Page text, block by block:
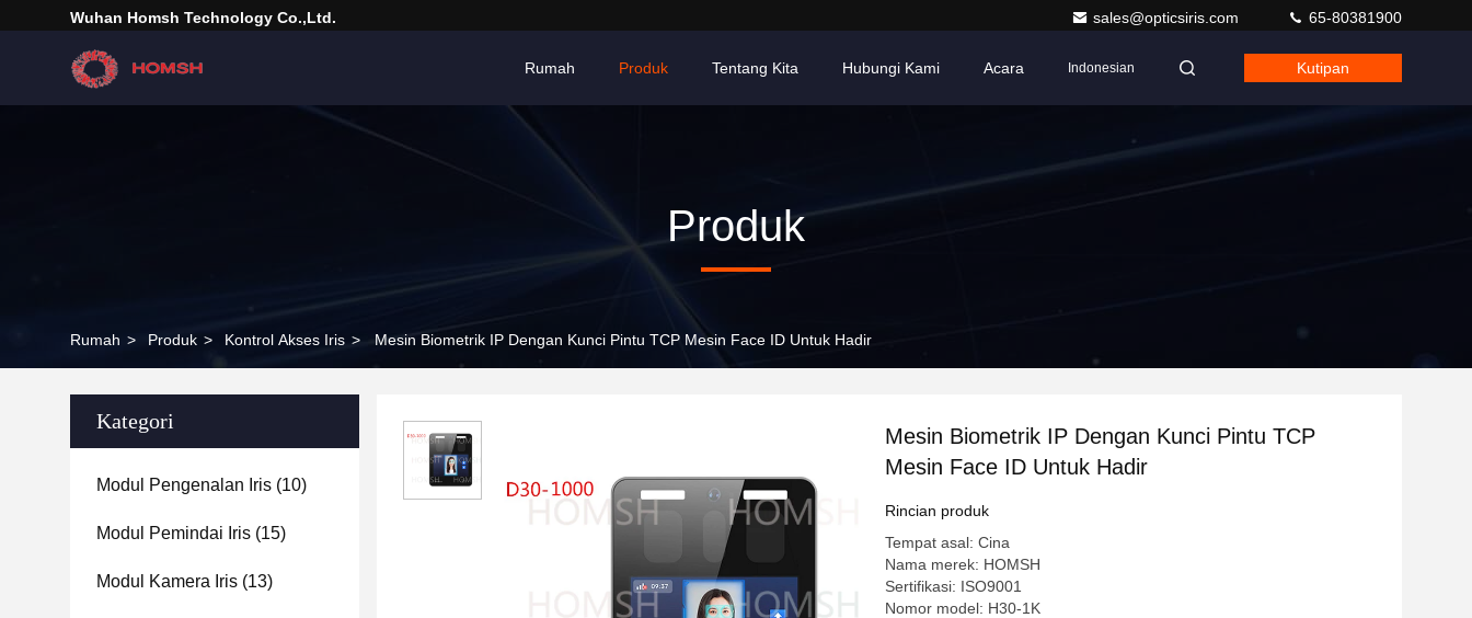
Wuhan Homsh Technology Co.,Ltd. sales@opticsiris.com 65-80381900
Rumah Produk Tentang Kita Hubungi Kami Acara Indonesian Kutipan
Produk
Rumah > Produk > Kontrol Akses Iris > Mesin Biometrik IP Dengan Kunci Pintu TCP Mesin Face ID Untuk Hadir
Kategori
Modul Pengenalan Iris (10)
Modul Pemindai Iris (15)
Modul Kamera Iris (13)
Mesin Biometrik IP Dengan Kunci Pintu TCP
Mesin Face ID Untuk Hadir
Rincian produk
Tempat asal: Cina
Nama merek: HOMSH
Sertifikasi: ISO9001
Nomor model: H30-1K